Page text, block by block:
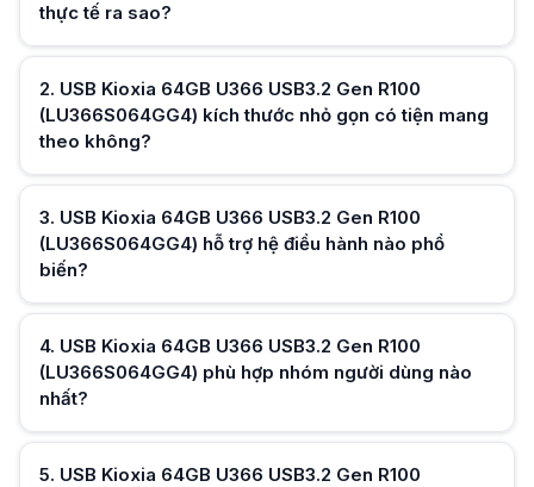
USB Kioxia 64GB U366 USB3.2 Gen R100 (LU366S064GG4) màu đen
USB Kioxia 64GB U366 USB3.2 Gen R100 (LU366S064GG4) bản đen
USB Kioxia 64GB U366 USB3.2 Gen R100 (LU366S064GG4) có phù
USB Kioxia 64GB U366 USB3.2 Gen R100 (LU366S064GG4) tốc độ
USB Kioxia 64GB U366 USB3.2 Gen R100 (LU366S064GG4) có thể
USB Kioxia 64GB U366 USB3.2 Gen R100 (LU366S064GG4) hỗ trợ
thực tế ra sao?
2. USB Kioxia 64GB U366 USB3.2 Gen R100
(LU366S064GG4) kích thước nhỏ gọn có tiện mang
theo không?
3. USB Kioxia 64GB U366 USB3.2 Gen R100
(LU366S064GG4) hỗ trợ hệ điều hành nào phổ
biến?
4. USB Kioxia 64GB U366 USB3.2 Gen R100
(LU366S064GG4) phù hợp nhóm người dùng nào
nhất?
5. USB Kioxia 64GB U366 USB3.2 Gen R100